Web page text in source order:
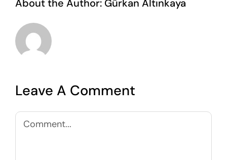
About the Author: Gürkan Altınkaya
Leave A Comment
Comment